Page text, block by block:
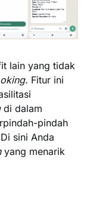
lain yang tidak
Fitur ini
di dalam
pindah
sini Anda
yang menarik